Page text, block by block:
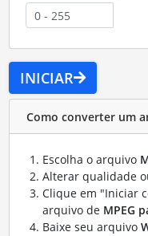
INICIAR
Como converter um
Escolha o arquivo
Alterar qualidade
Clique em "Iniciar
arquivo de MPEG
Baixe seu arquivo